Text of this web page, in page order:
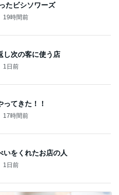
たビシソワーズ
19時間前
し次の客に使う店
1日前
てきた！！
17時間前
いをくれたお店の人
1日前